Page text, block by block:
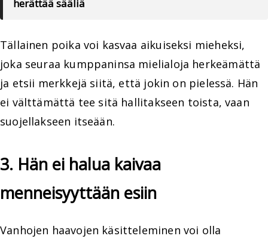
herättää sääliä
Tällainen poika voi kasvaa aikuiseksi mieheksi,
joka seuraa kumppaninsa mielialoja herkeämättä
ja etsii merkkejä siitä, että jokin on pielessä. Hän
ei välttämättä tee sitä hallitakseen toista, vaan
suojellakseen itseään.
3. Hän ei halua kaivaa
menneisyyttään esiin
Vanhojen haavojen käsitteleminen voi olla